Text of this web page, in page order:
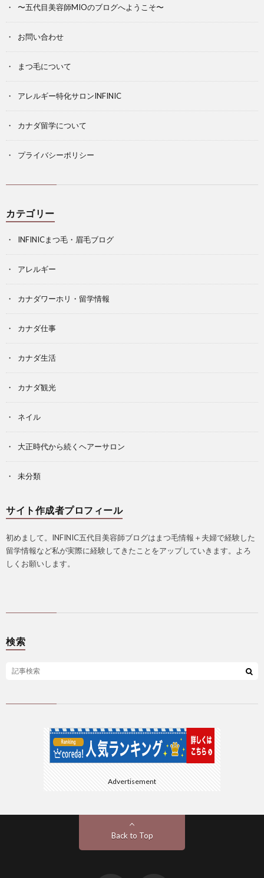
〜五代目美容師MIOのブログへようこそ〜
お問い合わせ
まつ毛について
アレルギー特化サロンINFINIC
カナダ留学について
プライバシーポリシー
カテゴリー
INFINICまつ毛・眉毛ブログ
アレルギー
カナダワーホリ・留学情報
カナダ仕事
カナダ生活
カナダ観光
ネイル
大正時代から続くヘアーサロン
未分類
サイト作成者プロフィール
初めまして。INFINIC五代目美容師ブログはまつ毛情報＋夫婦で経験した
留学情報など私が実際に経験してきたことをアップしていきます。よろ
しくお願いします。
検索
Advertisement
Back to Top